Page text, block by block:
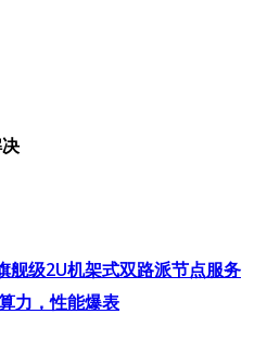
舰级2U机架式双路派节点服务
力，性能爆表